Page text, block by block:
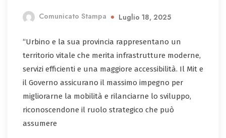
Comunicato Stampa Luglio 18, 2025
“Urbino e la sua provincia rappresentano un
territorio vitale che merita infrastrutture moderne,
servizi efficienti e una maggiore accessibilità. Il Mit e
il Governo assicurano il massimo impegno per
migliorarne la mobilità e rilanciarne lo sviluppo,
riconoscendone il ruolo strategico che può
assumere